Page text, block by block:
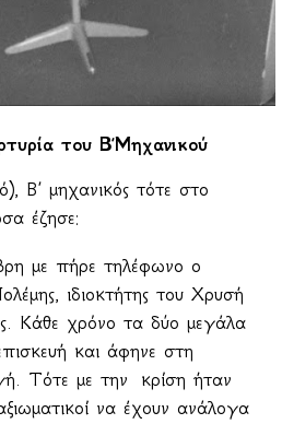
του Β’Μηχανικού
Β’ μηχανικός τότε στο
έζησε:
με πήρε τηλέφωνο ο
ιδιοκτήτης του Χρυσή
Κάθε χρόνο τα δύο μεγάλα
και άφηνε στη
Τότε με την
κρίση ήταν
να έχουν ανάλογα